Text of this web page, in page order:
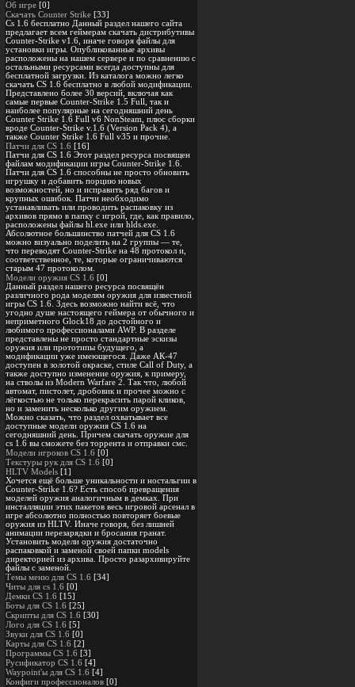
Об игре [0]
Скачать Counter Strike [33]
Cs 1.6 бесплатно Данный раздел нашего сайта
предлагает всем геймерам скачать дистрибутивы
Counter-Strike v1.6, иначе говоря файлы для
установки игры. Опубликованные архивы
расположены на нашем сервере и по сравнению с
остальными ресурсами всегда доступны для
бесплатной загрузки. Из каталога можно легко
скачать CS 1.6 бесплатно в любой модификации.
Представлено более 30 версий, включая как
самые первые Counter-Strike 1.5 Full, так и
наиболее популярные на сегодняшний день
Counter Strike 1.6 Full v6 NonSteam, плюс сборки
вроде Counter-Strike v.1.6 (Version Pack 4), а
также Counter Strike 1.6 Full v35 и прочие.
Патчи для CS 1.6 [16]
Патчи для CS 1.6 Этот раздел ресурса посвящен
файлам модификации игры Counter-Strike 1.6.
Патчи для CS 1.6 способны не просто обновить
игрушку и добавить порцию новых
возможностей, но и исправить ряд багов и
крупных ошибок. Патчи необходимо
устанавливать или проводить распаковку из
архивов прямо в папку с игрой, где, как правило,
расположены файлы hl.exe или hlds.exe.
Абсолютное большинство патчей для CS 1.6
можно визуально поделить на 2 группы — те,
что переводят Counter-Strike на 48 протокол и,
соответственное, те, которые ограничиваются
старым 47 протоколом.
Модели оружия CS 1.6 [0]
Данный раздел нашего ресурса посвящён
различного рода моделям оружия для известной
игры CS 1.6. Здесь возможно найти всё, что
угодно душе настоящего геймера от обычного и
неприметного Glock18 до достойного и
любимого профессионалами AWP. В разделе
представлены не просто стандартные эскизы
оружия или прототипы будущего, а
модификации уже имеющегося. Даже АК-47
доступен в золотой окраске, стиле Call of Duty, а
также доступно изменение оружия, к примеру,
на стволы из Modern Warfare 2. Так что, любой
автомат, пистолет, дробовик и прочее можно с
лёгкостью не только перекрасить парой кликов,
но и заменить несколько другим оружием.
Можно сказать, что раздел охватывает все
доступные модели оружия CS 1.6 на
сегодняшний день. Причем скачать оружие для
cs 1.6 вы сможете без торрента и отправки смс.
Модели игроков CS 1.6 [0]
Текстуры рук для CS 1.6 [0]
HLTV Models [1]
Хочется ещё больше уникальности и ностальгии в
Counter-Strike 1.6? Есть способ превращения
моделей оружия аналогичным в демках. При
инсталляции этих пакетов весь игровой арсенал в
игре абсолютно полностью повторяет боевые
оружия из HLTV. Иначе говоря, без лишней
анимации перезарядки и бросания гранат.
Установить модели оружия достаточно
распаковкой и заменой своей папки models
директорией из архива. Просто разархивируйте
файлы с заменой.
Темы меню для CS 1.6 [34]
Читы для cs 1.6 [0]
Демки CS 1.6 [15]
Боты для CS 1.6 [25]
Скрипты для CS 1.6 [30]
Лого для CS 1.6 [5]
Звуки для CS 1.6 [0]
Карты для CS 1.6 [2]
Программы CS 1.6 [3]
Русификатор CS 1.6 [4]
Waypoint'ы для CS 1.6 [4]
Конфиги профессионалов [0]